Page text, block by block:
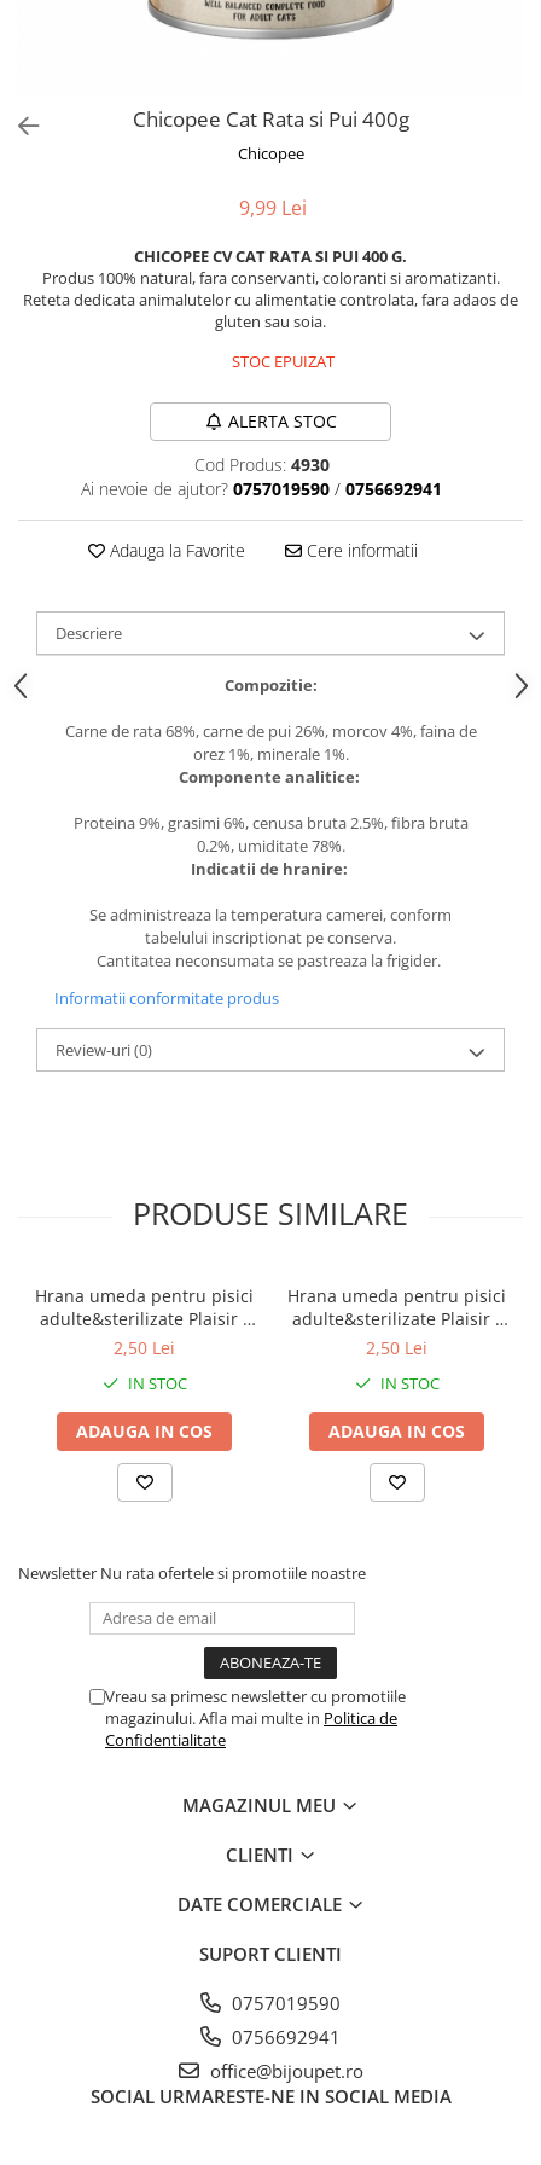
Batoane branza Yak
Castroane si Dozatoare
Custi si Genti de Transport
Diete veterinare
Inghetata
Lemne si coarne de cerb sau
Perii si Piepteni
Produse Igiena si Ingrijire
Saltele cu efect de racire
Suplimente
Chicopee Cat Rata si Pui 400g
Chicopee
9,99 Lei
CHICOPEE CV CAT RATA SI PUI 400 G.
Produs 100% natural, fara conservanti, coloranti si aromatizanti.
Reteta dedicata animalutelor cu alimentatie controlata, fara adaos de
gluten sau soia.
STOC EPUIZAT
ALERTA STOC
Cod Produs: 4930
Ai nevoie de ajutor? 0757019590 / 0756692941
Adauga la Favorite Cere informatii
Descriere
Compozitie:
Carne de rata 68%, carne de pui 26%, morcov 4%, faina de
orez 1%, minerale 1%.
Componente analitice:
Proteina 9%, grasimi 6%, cenusa bruta 2.5%, fibra bruta
0.2%, umiditate 78%.
Indicatii de hranire:
Se administreaza la temperatura camerei, conform
tabelului inscriptionat pe conserva.
Cantitatea neconsumata se pastreaza la frigider.
Informatii conformitate produs
Review-uri(0)
PRODUSE SIMILARE
Hrana umeda pentru pisici
adulte&sterilizate Plaisir -
vita&curcan 100g
2,50 Lei
IN STOC
ADAUGA IN COS
Hrana umeda pentru pisici
adulte&sterilizate Plaisir -
pui&ficat 100g
2,50 Lei
IN STOC
ADAUGA IN COS
Newsletter Nu rata ofertele si promotiile noastre
Vreau sa primesc newsletter cu promotiile
magazinului. Afla mai multe in Politica de
Confidentialitate
MAGAZINUL MEU
CLIENTI
DATE COMERCIALE
SUPORT CLIENTI
0757019590
0756692941
office@bijoupet.ro
SOCIAL URMARESTE-NE IN SOCIAL MEDIA